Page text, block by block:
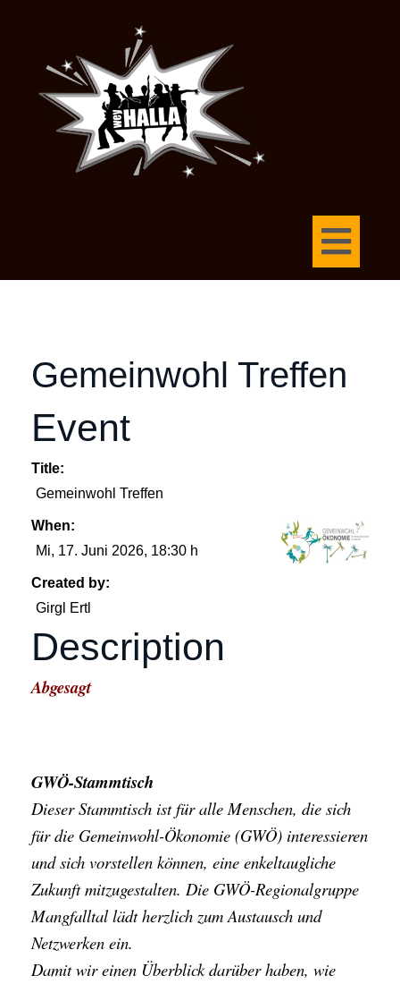
Gemeinwohl Treffen
Event
Title:
Gemeinwohl Treffen
When:
Mi, 17. Juni 2026, 18:30 h
Created by:
Girgl Ertl
Description
Abgesagt
GWÖ-Stammtisch
Dieser Stammtisch ist für alle Menschen, die sich
für die Gemeinwohl-Ökonomie (GWÖ) interessieren
und sich vorstellen können, eine enkeltaugliche
Zukunft mitzugestalten. Die GWÖ-Regionalgruppe
Mangfalltal lädt herzlich zum Austausch und
Netzwerken ein.
Damit wir einen Überblick darüber haben, wie